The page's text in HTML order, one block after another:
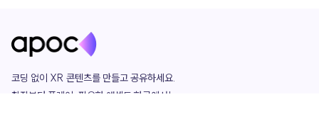
코딩 없이 XR 콘텐츠를 만들고 공유하세요.
창작부터 플레이, 필요한 애셋도 한곳에서!